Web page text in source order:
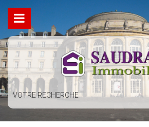
VOTRE RECHERCHE